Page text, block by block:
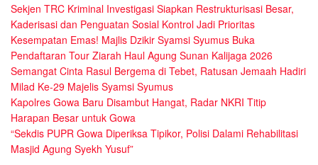
Sekjen TRC Kriminal Investigasi Siapkan Restrukturisasi Besar,
Kaderisasi dan Penguatan Sosial Kontrol Jadi Prioritas
Kesempatan Emas! Majlis Dzikir Syamsi Syumus Buka
Pendaftaran Tour Ziarah Haul Agung Sunan Kalijaga 2026
Semangat Cinta Rasul Bergema di Tebet, Ratusan Jemaah Hadiri
Milad Ke-29 Majelis Syamsi Syumus
Kapolres Gowa Baru Disambut Hangat, Radar NKRI Titip
Harapan Besar untuk Gowa
“Sekdis PUPR Gowa Diperiksa Tipikor, Polisi Dalami Rehabilitasi
Masjid Agung Syekh Yusuf”